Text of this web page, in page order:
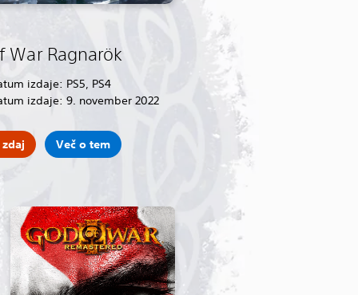
War Ragnarök
izdaje: PS5, PS4
izdaje: 9. november 2022
Več o tem